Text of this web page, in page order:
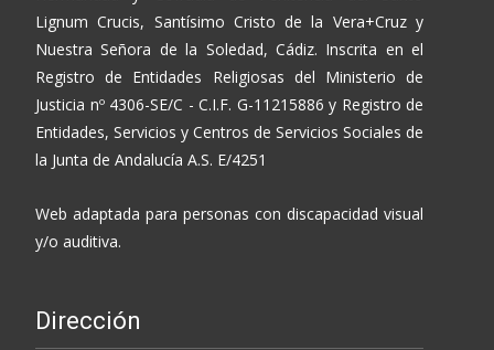
Lignum Crucis, Santísimo Cristo de la Vera+Cruz y
Nuestra Señora de la Soledad, Cádiz. Inscrita en el
Registro de Entidades Religiosas del Ministerio de
Justicia nº 4306-SE/C - C.I.F. G-11215886 y Registro de
Entidades, Servicios y Centros de Servicios Sociales de
la Junta de Andalucía A.S. E/4251
Web adaptada para personas con discapacidad visual
y/o auditiva.
Dirección